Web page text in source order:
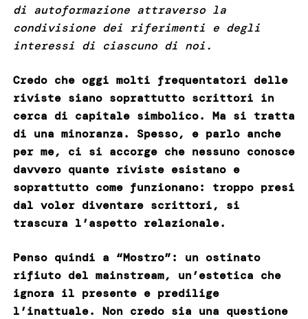
di autoformazione attraverso la
condivisione dei riferimenti e degli
interessi di ciascuno di noi.
Credo che oggi molti frequentatori delle
riviste siano soprattutto scrittori in
cerca di capitale simbolico. Ma si tratta
di una minoranza. Spesso, e parlo anche
per me, ci si accorge che nessuno conosce
davvero quante riviste esistano e
soprattutto come funzionano: troppo presi
dal voler diventare scrittori, si
trascura l’aspetto relazionale.
Penso quindi a “Mostro”: un ostinato
rifiuto del mainstream, un’estetica che
ignora il presente e predilige
l’inattuale. Non credo sia una questione